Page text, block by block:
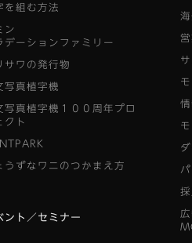
を組む方法
ン
デーションファミリー
サワの発行物
写真植字機
写真植字機１００周年プロ
クト
うずなワニのつかまえ方
ント／セミナー